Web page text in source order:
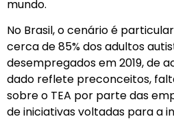
mundo.
No Brasil, o cenário é
cerca de 85% dos adultos
desempregados em 2019, de
dado reflete preconceitos,
sobre o TEA por parte das
de iniciativas voltadas para a